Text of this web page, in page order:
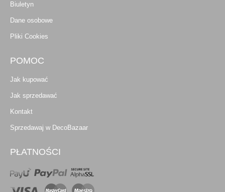
Biuletyn
Dane osobowe
Pliki Cookies
POMOC
Jak kupować
Jak sprzedawać
Kontakt
Sprzedawaj w DecoBazaar
PŁATNOŚCI